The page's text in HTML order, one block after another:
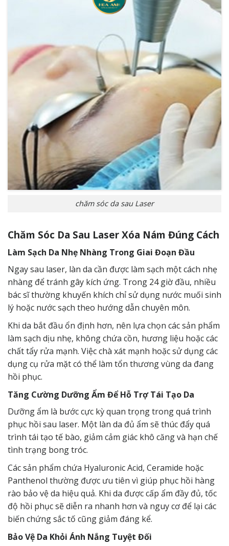
chăm sóc da sau Laser
Chăm Sóc Da Sau Laser Xóa Nám Đúng Cách
Làm Sạch Da Nhẹ Nhàng Trong Giai Đoạn Đầu
Ngay sau laser, làn da cần được làm sạch một cách nhẹ
nhàng để tránh gây kích ứng. Trong 24 giờ đầu, nhiều
bác sĩ thường khuyến khích chỉ sử dụng nước muối sinh
lý hoặc nước sạch theo hướng dẫn chuyên môn.
Khi da bắt đầu ổn định hơn, nên lựa chọn các sản phẩm
làm sạch dịu nhẹ, không chứa cồn, hương liệu hoặc các
chất tẩy rửa mạnh. Việc chà xát mạnh hoặc sử dụng các
dụng cụ rửa mặt có thể làm tổn thương vùng da đang
hồi phục.
Tăng Cường Dưỡng Ẩm Để Hỗ Trợ Tái Tạo Da
Dưỡng ẩm là bước cực kỳ quan trọng trong quá trình
phục hồi sau laser. Một làn da đủ ẩm sẽ thúc đẩy quá
trình tái tạo tế bào, giảm cảm giác khô căng và hạn chế
tình trạng bong tróc.
Các sản phẩm chứa Hyaluronic Acid, Ceramide hoặc
Panthenol thường được ưu tiên vì giúp phục hồi hàng
rào bảo vệ da hiệu quả. Khi da được cấp ẩm đầy đủ, tốc
độ hồi phục sẽ diễn ra nhanh hơn và nguy cơ để lại các
biến chứng sắc tố cũng giảm đáng kể.
Bảo Vệ Da Khỏi Ánh Nắng Tuyệt Đối